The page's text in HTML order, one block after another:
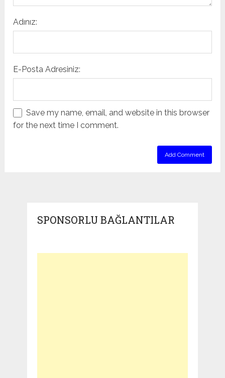
Adınız:
E-Posta Adresiniz:
Save my name, email, and website in this browser
for the next time I comment.
SPONSORLU BAĞLANTILAR